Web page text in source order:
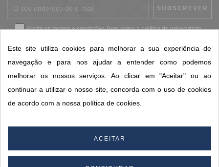
Aceito ostermos e condições, bem como apolítica de privacidade.
CONTACTOS SORISA
Este site utiliza cookies para melhorar a sua experiência de
navegação e para nos ajudar a entender como podemos
melhorar os nossos serviços. Ao clicar em "Aceitar" ou ao
continuar a utilizar o nosso site, concorda com o uso de cookies
de acordo com a nossa política de cookies.
ACEITAR